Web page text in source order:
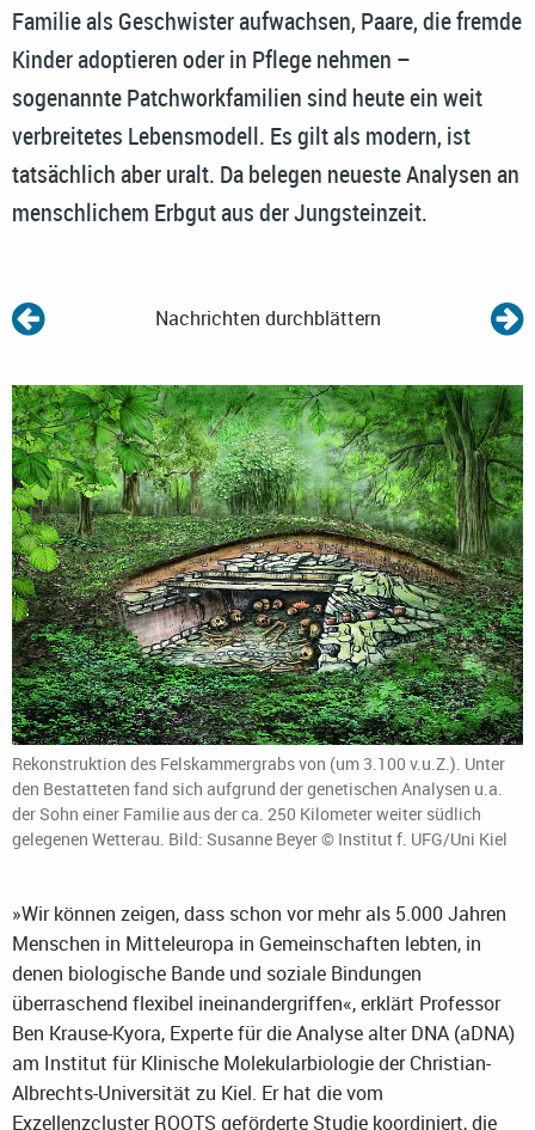
Familie als Geschwister aufwachsen, Paare, die fremde
Kinder adoptieren oder in Pflege nehmen –
sogenannte Patchworkfamilien sind heute ein weit
verbreitetes Lebensmodell. Es gilt als modern, ist
tatsächlich aber uralt. Da belegen neueste Analysen an
menschlichem Erbgut aus der Jungsteinzeit.
Nachrichten durchblättern
Rekonstruktion des Felskammergrabs von (um 3.100 v.u.Z.). Unter
den Bestatteten fand sich aufgrund der genetischen Analysen u.a.
der Sohn einer Familie aus der ca. 250 Kilometer weiter südlich
gelegenen Wetterau. Bild: Susanne Beyer © Institut f. UFG/Uni Kiel
»Wir können zeigen, dass schon vor mehr als 5.000 Jahren
Menschen in Mitteleuropa in Gemeinschaften lebten, in
denen biologische Bande und soziale Bindungen
überraschend flexibel ineinandergriffen«, erklärt Professor
Ben Krause-Kyora, Experte für die Analyse alter DNA (aDNA)
am Institut für Klinische Molekularbiologie der Christian-
Albrechts-Universität zu Kiel. Er hat die vom
Exzellenzcluster ROOTS geförderte Studie koordiniert, die